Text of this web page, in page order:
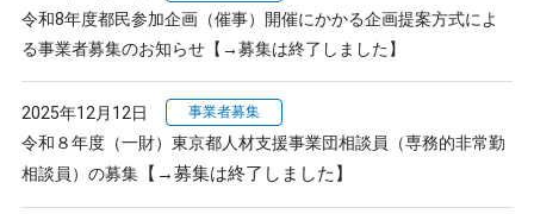
令和8年度都民参加企画（催事）開催にかかる企画提案方式によ
る事業者募集のお知らせ【→募集は終了しました】
2025年12月12日 事業者募集
令和８年度（一財）東京都人材支援事業団相談員（専務的非常勤
相談員）の募集【→募集は終了しました】